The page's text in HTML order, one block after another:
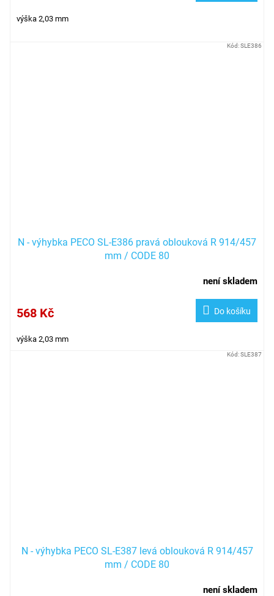
výška 2,03 mm
N - výhybka PECO SL-E386 pravá oblouková R 914/457
mm / CODE 80
není skladem
568 Kč Do košíku
výška 2,03 mm
Kód:SLE386
N - výhybka PECO SL-E387 levá oblouková R 914/457
mm / CODE 80
není skladem
Kód:SLE387